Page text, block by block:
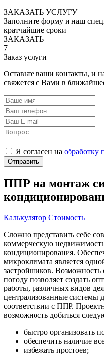
ЗАКАЗАТЬ УСЛУГУ
Заполните форму и наш
кратчайшие сроки
ЗАКАЗАТЬ
7
Заказ услуги
Оставьте ваши контакты, и
свяжется с Вами в
Я согласен на обработку
ППР на монтаж
Калькулятор Стоимость
Сложно представить себе
коммерческую
кондиционирования.
микроклимата является
застройщиков.
погоду позволяет создать
работы, различных видов
централизованные системы
соответствии с ППР.
возможность добиться
быстро организовать
обеспечить наличие
избежать простоев;